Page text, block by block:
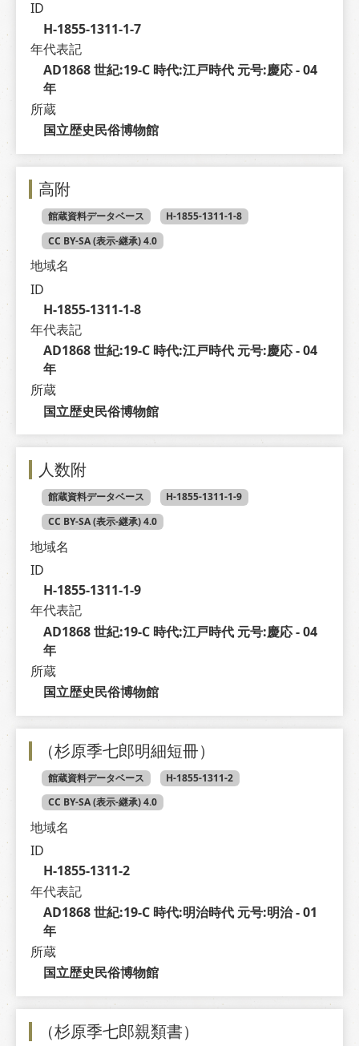
ID
H-1855-1311-1-7
年代表記
AD1868 世紀:19-C 時代:江戸時代 元号:慶応 - 04
年
所蔵
国立歴史民俗博物館
高附
館蔵資料データベース
H-1855-1311-1-8
CC BY-SA (表示-継承) 4.0
地域名
ID
H-1855-1311-1-8
年代表記
AD1868 世紀:19-C 時代:江戸時代 元号:慶応 - 04
年
所蔵
国立歴史民俗博物館
人数附
館蔵資料データベース
H-1855-1311-1-9
CC BY-SA (表示-継承) 4.0
地域名
ID
H-1855-1311-1-9
年代表記
AD1868 世紀:19-C 時代:江戸時代 元号:慶応 - 04
年
所蔵
国立歴史民俗博物館
（杉原季七郎明細短冊）
館蔵資料データベース
H-1855-1311-2
CC BY-SA (表示-継承) 4.0
地域名
ID
H-1855-1311-2
年代表記
AD1868 世紀:19-C 時代:明治時代 元号:明治 - 01
年
所蔵
国立歴史民俗博物館
（杉原季七郎親類書）